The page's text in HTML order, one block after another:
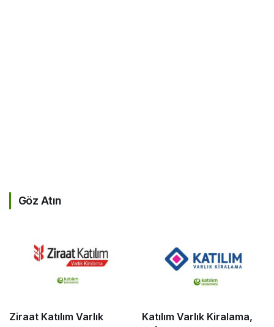
Göz Atın
Ziraat Katılım Varlık
Katılım Varlık Kiralama,